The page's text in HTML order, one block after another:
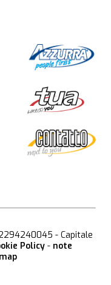
- Capitale
Policy - note